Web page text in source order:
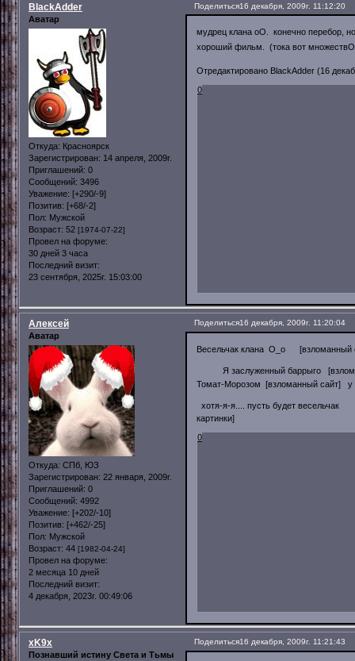
Поделиться16 декабря, 2009г. 11:12:20
BlackAdder
Аватар
Откуда: Красноярск
Зарегистрирован: 14 апреля, 2009г.
Приглашений: 0
Сообщений: 3496
Уважение: [+290/-9]
Позитив: [+68/-2]
Пол: Мужской
Возраст: 52 [1974-07-22]
Провел на форуме:
30 дней 3 часа
Последний визит:
23 сентября, 2025г. 15:03:00
мудрец клана оО. конечно перебор,
хороший фильм. (тока вот
Отредактировано BlackAdder (16
0
Поделиться16 декабря, 2009г. 11:20:04
Алексей
Аватар
Откуда: СПб, ЮЗ
Зарегистрирован: 22 января, 2009г.
Приглашений: 0
Сообщений: 4992
Уважение: [+202/-10]
Позитив: [+462/-25]
Пол: Мужской
Возраст: 44 [1982-04-24]
Провел на форуме:
2 месяца 10 дней
Последний визит:
4 декабря, 2023г. 00:49:06
Весельчак клана O_o [взломанный
Я заслуженный баррыго
Томат-Морозом [взломанный сайт]
хотя-я-я.... пусть будет
картинки]
0
Поделиться16 декабря, 2009г. 11:21:43
xK9x
Познавший истину Света и Тьмы